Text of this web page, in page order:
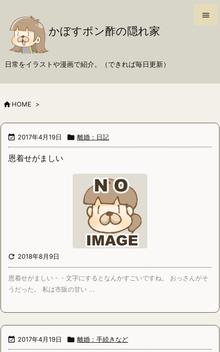
かぼすポン酢の隠れ家
日常をイラストや漫画で紹介。（できれば毎日更新）


検索
 HOME >
 2017年4月19日  離婚：日記
恩着せがましい
 2018年8月9日
恩着せがましい・・文字にするとなんかすごいですね。 おっさんがそ
うだった。 私は市販の甘い ...
 2017年4月19日  離婚：手続きなど